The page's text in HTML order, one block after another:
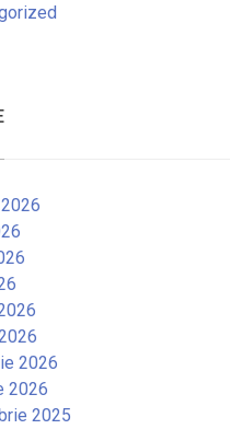
2026
2026
2025